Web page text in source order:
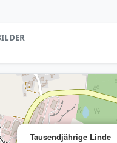
Tausendjährige Linde